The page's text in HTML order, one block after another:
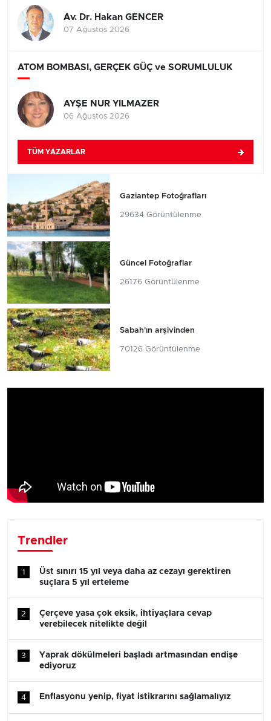
Av. Dr. Hakan GENCER
07 Ağustos 2026
ATOM BOMBASI, GERÇEK GÜÇ ve SORUMLULUK
AYŞE NUR YILMAZER
06 Ağustos 2026
TÜM YAZARLAR
Gaziantep Fotoğrafları
29634 Görüntülenme
Güncel Fotoğraflar
26176 Görüntülenme
Sabah'ın arşivinden
70126 Görüntülenme
Trendler
1
Üst sınırı 15 yıl veya daha az cezayı gerektiren
suçlara 5 yıl erteleme
2
Çerçeve yasa çok eksik, ihtiyaçlara cevap
verebilecek nitelikte değil
3
Yaprak dökülmeleri başladı artmasından endişe
ediyoruz
4 Enflasyonu yenip, fiyat istikrarını sağlamalıyız